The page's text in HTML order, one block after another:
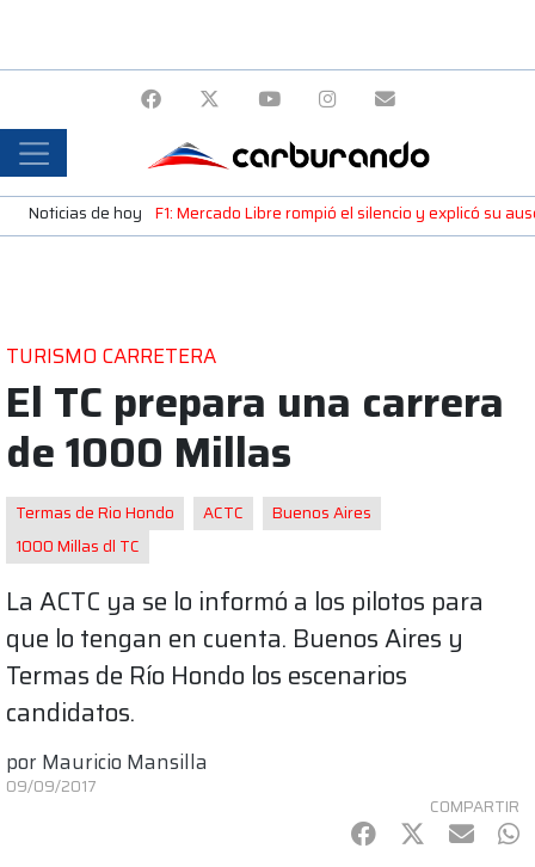
Noticias de hoy F1: Mercado Libre rompió el silencio y explicó su
TURISMO CARRETERA
El TC prepara una carrera
de 1000 Millas
Termas de Rio Hondo ACTC
Buenos Aires
1000 Millas dl TC
La ACTC ya se lo informó a los pilotos para
que lo tengan en cuenta. Buenos Aires y
Termas de Río Hondo los escenarios
candidatos.
por Mauricio Mansilla
09/09/2017
COMPARTIR
Facebook
Twitter
mail